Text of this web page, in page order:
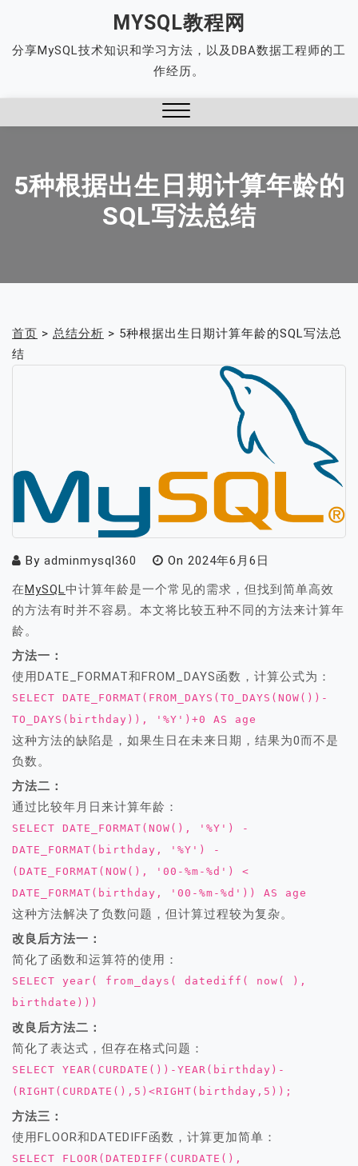
content
MYSQL教程网
分享MySQL技术知识和学习方法，以及DBA数据工程师的工
作经历。
5种根据出生日期计算年龄的
SQL写法总结
首页 > 总结分析 > 5种根据出生日期计算年龄的SQL写法总
结
By adminmysql360 On 2024年6月6日
在MySQL中计算年龄是一个常见的需求，但找到简单高效
的方法有时并不容易。本文将比较五种不同的方法来计算年
龄。
方法一：
使用DATE_FORMAT和FROM_DAYS函数，计算公式为：
SELECT DATE_FORMAT(FROM_DAYS(TO_DAYS(NOW())-
TO_DAYS(birthday)), '%Y')+0 AS age
这种方法的缺陷是，如果生日在未来日期，结果为0而不是
负数。
方法二：
通过比较年月日来计算年龄：
SELECT DATE_FORMAT(NOW(), '%Y') -
DATE_FORMAT(birthday, '%Y') -
(DATE_FORMAT(NOW(), '00-%m-%d') <
DATE_FORMAT(birthday, '00-%m-%d')) AS age
这种方法解决了负数问题，但计算过程较为复杂。
改良后方法一：
简化了函数和运算符的使用：
SELECT year( from_days( datediff( now( ),
birthdate)))
改良后方法二：
简化了表达式，但存在格式问题：
SELECT YEAR(CURDATE())-YEAR(birthday)-
(RIGHT(CURDATE(),5)<RIGHT(birthday,5));
方法三：
使用FLOOR和DATEDIFF函数，计算更加简单：
SELECT FLOOR(DATEDIFF(CURDATE(),